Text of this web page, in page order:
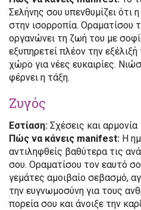
Σελήνης σου υπενθυμίζει ότι
στην ισορροπία. Οραματίσου
οργανώνει τη ζωή του με
εξυπηρετεί πλέον την εξέλιξή
χώρο για νέες ευκαιρίες.
φέρνει η τάξη.
Ζυγός
Εστίαση: Σχέσεις και αρμονία
Πώς να κάνεις manifest: Η
αντιληφθείς βαθύτερα τις
σου. Οραματίσου τον εαυτό
γεμάτες αμοιβαίο σεβασμό,
την ευγνωμοσύνη για τους
πορεία σου και άνοιξε την